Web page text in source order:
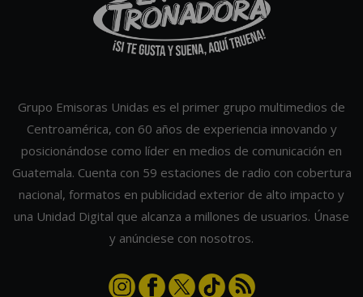
Grupo Emisoras Unidas es el primer grupo multimedios de
Centroamérica, con 60 años de experiencia innovando y
posicionándose como líder en medios de comunicación en
Guatemala. Cuenta con 59 estaciones de radio con cobertura
nacional, formatos en publicidad exterior de alto impacto y
una Unidad Digital que alcanza a millones de usuarios. Únase
y anúnciese con nosotros.